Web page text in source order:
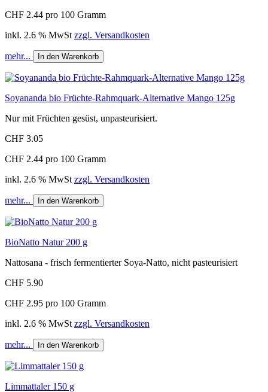
CHF 2.44 pro 100 Gramm
inkl. 2.6 % MwSt zzgl. Versandkosten
mehr... In den Warenkorb
Soyananda bio Früchte-Rahmquark-Alternative Mango 125g
Nur mit Früchten gesüst, unpasteurisiert.
CHF 3.05
CHF 2.44 pro 100 Gramm
inkl. 2.6 % MwSt zzgl. Versandkosten
mehr... In den Warenkorb
BioNatto Natur 200 g
Nattosana - frisch fermentierter Soya-Natto, nicht pasteurisiert
CHF 5.90
CHF 2.95 pro 100 Gramm
inkl. 2.6 % MwSt zzgl. Versandkosten
mehr... In den Warenkorb
Limmattaler 150 g